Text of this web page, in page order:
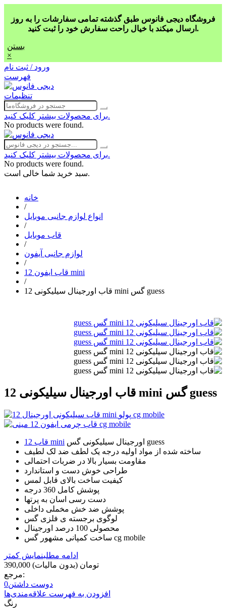
فروشگاه دیجی فانوس طبق گذشته تمامی سفارشات را به روز
ارسال میکند با خیال راحت سفارش خود را ثبت کنید.
بستن
×
ورود / ثبت نام
فهرست
تنظیمات
برای محصولات بیشتر کلیک کنید.
No products were found.
برای محصولات بیشتر کلیک کنید.
No products were found.
سبد خرید شما خالی است.
خانه
/
انواع لوازم جانبی موبایل
/
قاب موبایل
/
لوازم جانبی آیفون
/
قاب ایفون 12 mini
/
قاب اورجینال سیلیکونی 12 mini گس guess
قاب اورجینال سیلیکونی 12 mini گس guess
قاب 12 mini
اورجینال سیلیکونی گس guess
ساخته شده از مواد اولیه درجه یک لطف ضد لک لطیف
مقاومت بسیار بالا در ضربات احتمالی
طراحی خوش دست و استاندارد
کیفیت ساخت بالای قابل لمس
پوشش کامل 360 درجه
دست رسی اسان به پرتها
پوشش ضد خش مخملی داخلی
لوگوی برجسته ی فلزی گس
ساخت کمپانی مشهور گس cg mobile
ادامه مطلبنمایش کمتر
390,000 تومان (بدون مالیات)
مرجع:
دوست داشتن0
افزودن به فهرست علاقه‌مندی‌ها
رنگ